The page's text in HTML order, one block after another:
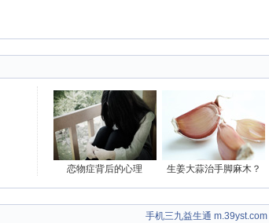
恋物症背后的心理 生姜大蒜治手脚麻木？
手机三九益生通 m.39yst.com